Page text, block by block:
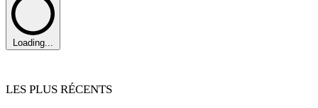
Loading...
LES PLUS RÉCENTS